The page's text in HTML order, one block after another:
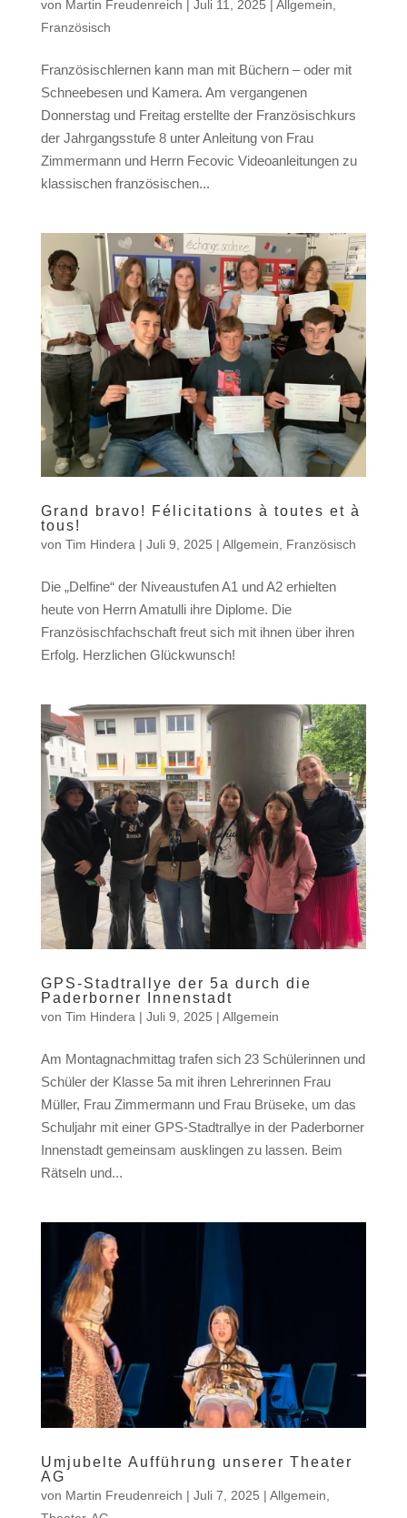
von Martin Freudenreich | Juli 11, 2025 | Allgemein
Französisch
Französischlernen kann man mit Büchern – oder mit
Schneebesen und Kamera. Am vergangenen
Donnerstag und Freitag erstellte der Französischkurs
der Jahrgangsstufe 8 unter Anleitung von Frau
Zimmermann und Herrn Fecovic Videoanleitungen zu
klassischen französischen...
Grand bravo! Félicitations à toutes et à
tous!
von Tim Hindera| Juli 9, 2025 | Allgemein, Französisch
Die „Delfine“ der Niveaustufen A1 und A2 erhielten
heute von Herrn Amatulli ihre Diplome. Die
Französischfachschaft freut sich mit ihnen über ihren
Erfolg. Herzlichen Glückwunsch!
GPS-Stadtrallye der 5a durch die
Paderborner Innenstadt
von Tim Hindera | Juli 9, 2025 | Allgemein
Am Montagnachmittag trafen sich 23 Schülerinnen und
Schüler der Klasse 5a mit ihren Lehrerinnen Frau
Müller, Frau Zimmermann und Frau Brüseke, um das
Schuljahr mit einer GPS-Stadtrallye in der Paderborner
Innenstadt gemeinsam ausklingen zu lassen. Beim
Rätseln und...
Umjubelte Aufführung unserer Theater
AG
von Martin Freudenreich | Juli 7, 2025 | Allgemein